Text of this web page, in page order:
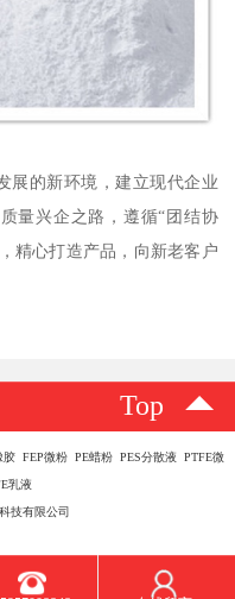
展的新环境，建立现代企业
量兴企之路，遵循“团结协
精心打造产品，向新老客户
Top
FEP微粉 PE蜡粉 PES分散液 PTFE微
乳液
技有限公司